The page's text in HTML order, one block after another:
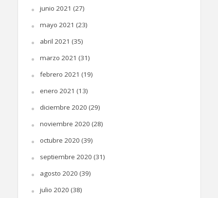
junio 2021 (27)
mayo 2021 (23)
abril 2021 (35)
marzo 2021 (31)
febrero 2021 (19)
enero 2021 (13)
diciembre 2020 (29)
noviembre 2020 (28)
octubre 2020 (39)
septiembre 2020 (31)
agosto 2020 (39)
julio 2020 (38)